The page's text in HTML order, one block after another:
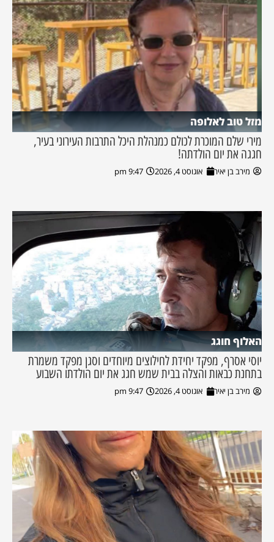
מזל טוב לאלופה
מירי שלם המוכרת לכולם כמנהלת היכל התרבות העירוני בעיר,
חגגה את יום הולדתה!
מירב בן יאיר אוגוסט 4, 2026 9:47 pm
האלוף חוגג
יוסי אסרף, מפקד יחידת לחילוצים מיוחדים וסגן מפקד משמרת
בתחנת כבאות והצלה בבית שמש חגג את יום הולדתו השבוע
מירב בן יאיר אוגוסט 4, 2026 9:47 pm